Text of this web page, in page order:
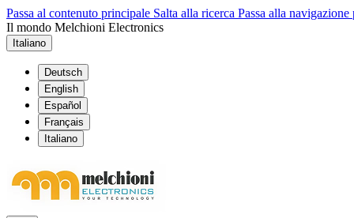
Passa al contenuto principale Salta alla ricerca Passa alla
Il mondo Melchioni Electronics
Italiano
Deutsch
English
Español
Français
Italiano